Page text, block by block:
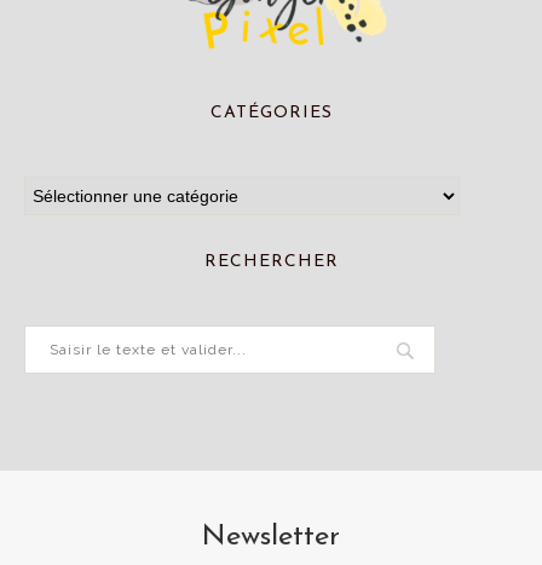
CATÉGORIES
RECHERCHER
Newsletter